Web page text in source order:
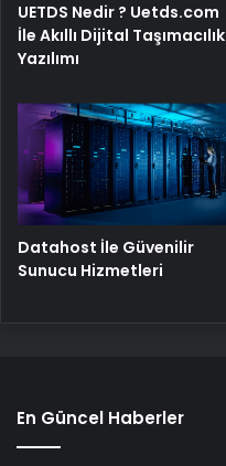
UETDS Nedir ? Uetds.com
İle Akıllı Dijital Taşımacılık
Yazılımı
Datahost İle Güvenilir
Sunucu Hizmetleri
En Güncel Haberler